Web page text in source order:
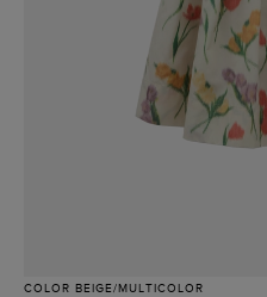
COLOR BEIGE/MULTICOLOR